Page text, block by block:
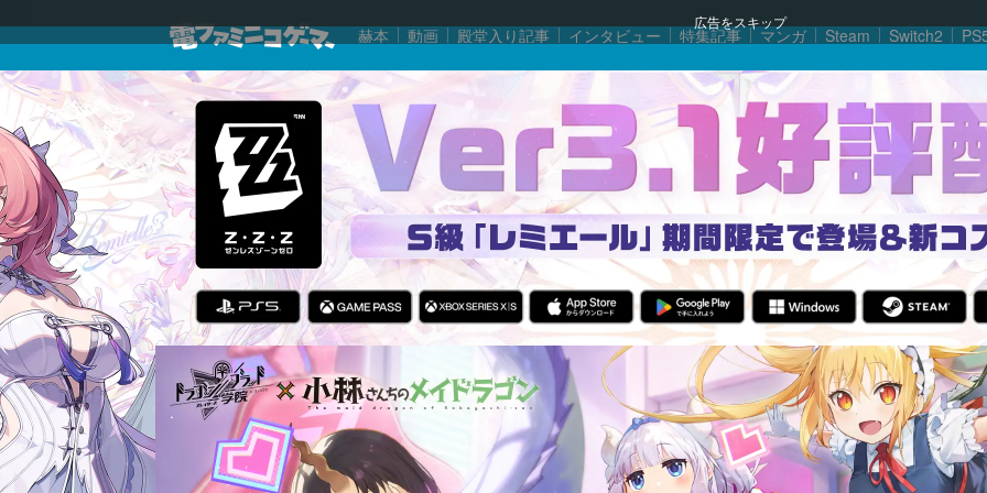
広告をスキップ
赫本 動画 殿堂入り記事 インタビュー 特集記事 マンガ Steam Switch2